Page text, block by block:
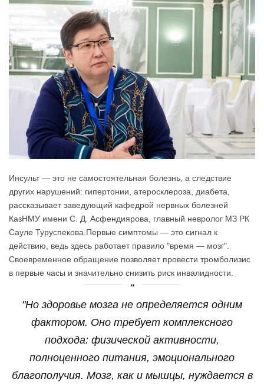
Инсульт — это не самостоятельная болезнь, а следствие
других нарушений: гипертонии, атеросклероза, диабета,
рассказывает заведующий кафедрой нервных болезней
КазНМУ имени С. Д. Асфендиярова, главный невролог МЗ РК
Сауле Туруспекова.Первые симптомы — это сигнал к
действию, ведь здесь работает правило "время — мозг".
Своевременное обращение позволяет провести тромболизис
в первые часы и значительно снизить риск инвалидности.
"Но здоровье мозга не определяется одним
фактором. Оно требует комплексного
подхода: физической активности,
полноценного питания, эмоционального
благополучия. Мозг, как и мышцы, нуждается в